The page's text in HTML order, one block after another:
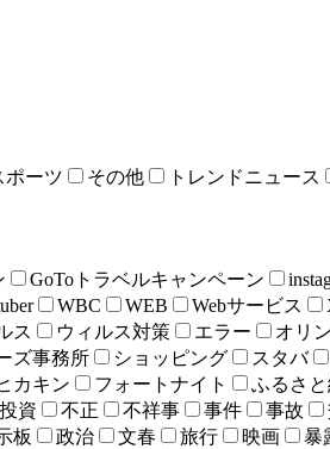
ポーツ その他 トレンドニュース
GoToトラベルキャンペーン
WBC WEB Webサービス
ス ウィルス対策 エラー オリ
ズ事務所 ショッピング スタバ
カキン フォートナイト ふるさ
資 不正 不祥事 事件 事故
板 政治 文春 旅行 映画 暴